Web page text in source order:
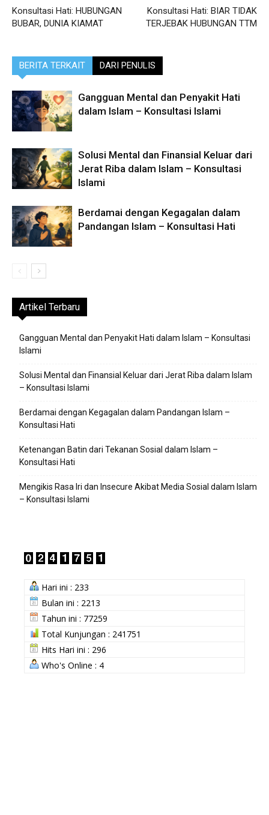
Konsultasi Hati: HUBUNGAN
BUBAR, DUNIA KIAMAT
Konsultasi Hati: BIAR TIDAK
TERJEBAK HUBUNGAN TTM
BERITA TERKAIT DARI PENULIS
Gangguan Mental dan Penyakit Hati
dalam Islam – Konsultasi Islami
Solusi Mental dan Finansial Keluar dari
Jerat Riba dalam Islam – Konsultasi
Islami
Berdamai dengan Kegagalan dalam
Pandangan Islam – Konsultasi Hati
Artikel Terbaru
Gangguan Mental dan Penyakit Hati dalam Islam – Konsultasi
Islami
Solusi Mental dan Finansial Keluar dari Jerat Riba dalam Islam
– Konsultasi Islami
Berdamai dengan Kegagalan dalam Pandangan Islam –
Konsultasi Hati
Ketenangan Batin dari Tekanan Sosial dalam Islam –
Konsultasi Hati
Mengikis Rasa Iri dan Insecure Akibat Media Sosial dalam Islam
– Konsultasi Islami
Hari ini : 233
Bulan ini : 2213
Tahun ini : 77259
Total Kunjungan : 241751
Hits Hari ini : 296
Who's Online : 4